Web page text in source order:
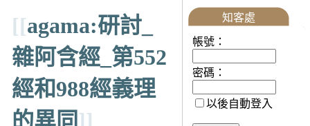
[[agama:研討_
雜阿含經_第552
經和988經義理
的異同]]
知客處
帳號：
密碼：
以後自動登入